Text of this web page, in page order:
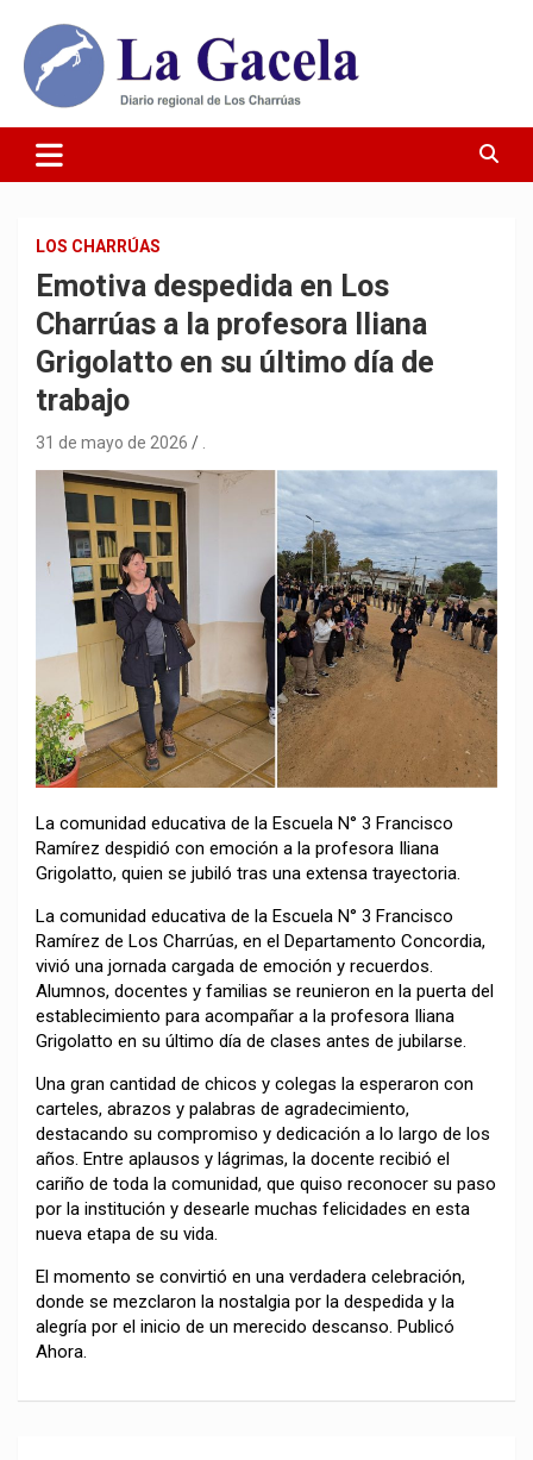
contenido
Diario La Gacela
LOS CHARRÚAS
Emotiva despedida en Los
Charrúas a la profesora Iliana
Grigolatto en su último día de
trabajo
31 de mayo de 2026
La comunidad educativa de la Escuela N° 3 Francisco
Ramírez despidió con emoción a la profesora Iliana
Grigolatto, quien se jubiló tras una extensa trayectoria.
La comunidad educativa de la Escuela N° 3 Francisco
Ramírez de Los Charrúas, en el Departamento Concordia,
vivió una jornada cargada de emoción y recuerdos.
Alumnos, docentes y familias se reunieron en la puerta del
establecimiento para acompañar a la profesora Iliana
Grigolatto en su último día de clases antes de jubilarse.
Una gran cantidad de chicos y colegas la esperaron con
carteles, abrazos y palabras de agradecimiento,
destacando su compromiso y dedicación a lo largo de los
años. Entre aplausos y lágrimas, la docente recibió el
cariño de toda la comunidad, que quiso reconocer su paso
por la institución y desearle muchas felicidades en esta
nueva etapa de su vida.
El momento se convirtió en una verdadera celebración,
donde se mezclaron la nostalgia por la despedida y la
alegría por el inicio de un merecido descanso. Publicó
Ahora.